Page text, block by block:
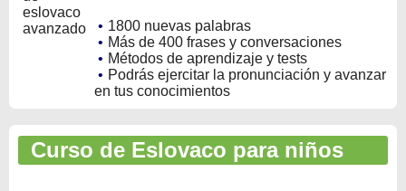
• 1800 nuevas palabras
• Más de 400 frases y conversaciones
• Métodos de aprendizaje y tests
• Podrás ejercitar la pronunciación y avanzar
en tus conocimientos
Curso de Eslovaco para niños